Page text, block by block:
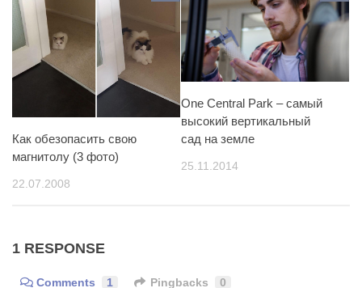
Как обезопасить свою
магнитолу (3 фото)
22.07.2008
One Central Park – самый
высокий вертикальный
сад на земле
25.11.2014
1 RESPONSE
Comments 1 Pingbacks 0